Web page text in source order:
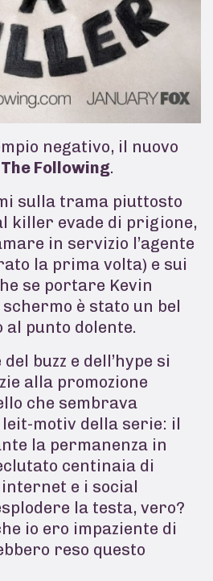
negativo, il nuovo
The Following.
sulla trama piuttosto
killer evade di prigione,
in servizio l’agente
la prima volta) e sui
se portare Kevin
è stato un bel
al punto dolente.
buzz e dell’hype si
alla promozione
che sembrava
motiv della serie: il
la permanenza in
centinaia di
e i social
la testa, vero?
io ero impaziente di
reso questo